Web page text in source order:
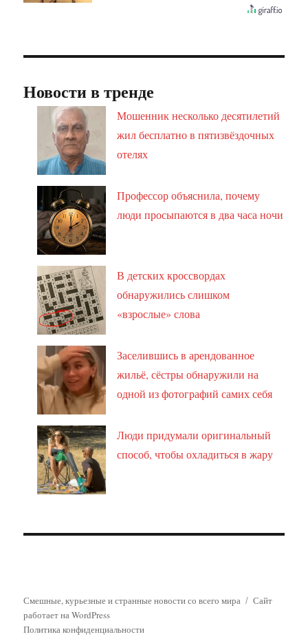
Новости в тренде
Мошенник несколько десятилетий
жил бесплатно в пятизвёздочных
отелях
Профессор объяснила, почему
люди просыпаются в два часа ночи
В детских кроссвордах
обнаружились слишком
«взрослые» слова
Заселившись в арендованное
жильё, сёстры обнаружили на
одной из фотографий самих себя
Люди придумали оригинальный
способ, чтобы охладиться в жару
Смешные, курьезные и странные новости со всего мира
Сайт
работает на WordPress
Политика конфиденциальности